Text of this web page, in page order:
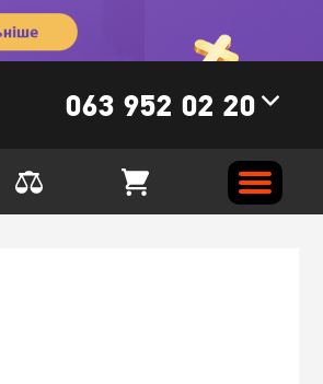
063 952 02 20